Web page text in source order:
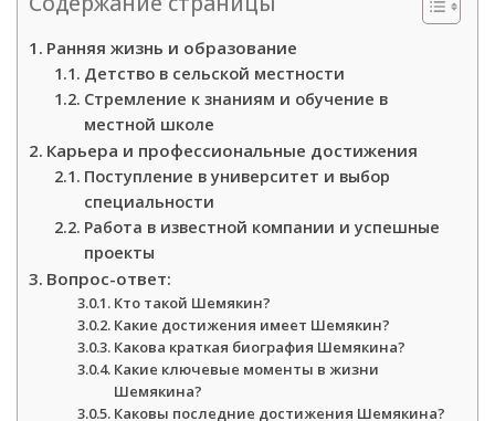
Ранняя жизнь и образование
Детство в сельской местности
Стремление к знаниям и обучение в
местной школе
Карьера и профессиональные достижения
Поступление в университет и выбор
специальности
Работа в известной компании и успешные
проекты
Вопрос-ответ:
Кто такой Шемякин?
Какие достижения имеет Шемякин?
Какова краткая биография Шемякина?
Какие ключевые моменты в жизни
Шемякина?
Каковы последние достижения Шемякина?